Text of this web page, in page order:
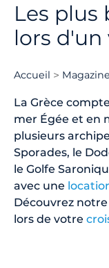
Les plus
lors d'un
Accueil Magazine
La Grèce
mer Égée et en
plusieurs
Sporades, le
le Golfe
avec une
Découvrez notre
lors de votre